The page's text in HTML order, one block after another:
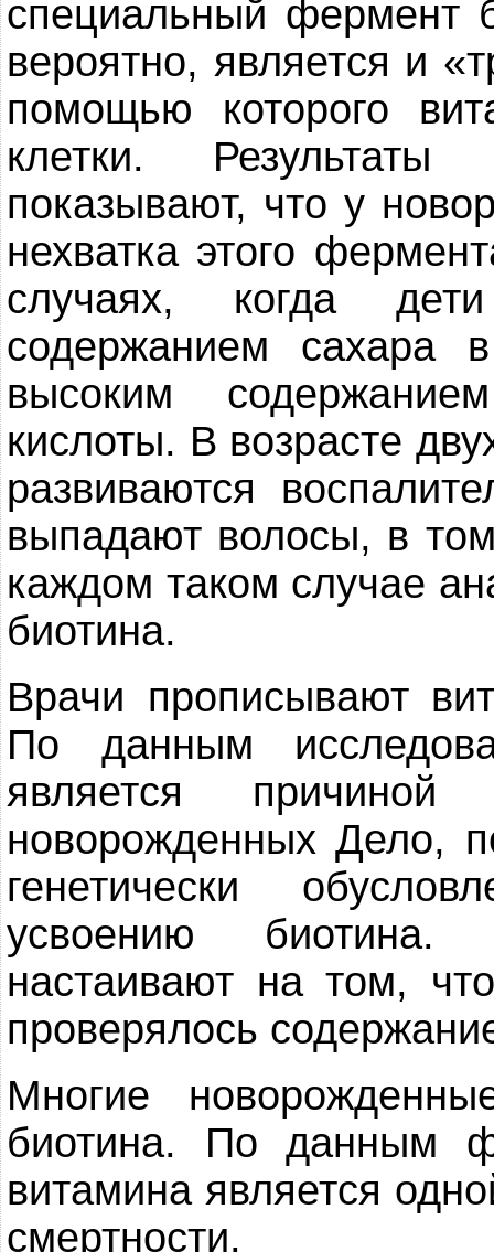
специальный фермент
вероятно, является и
помощью которого
клетки. Результаты
показывают, что у
нехватка этого
случаях, когда
содержанием сахара
высоким
кислоты. В возрасте
развиваются
выпадают волосы, в
каждом таком случае
биотина.
Врачи прописывают
По данным
является
новорожденных Дело,
генетически
усвоению
настаивают на том,
проверялось
Многие
биотина. По данным
витамина является
смертности.